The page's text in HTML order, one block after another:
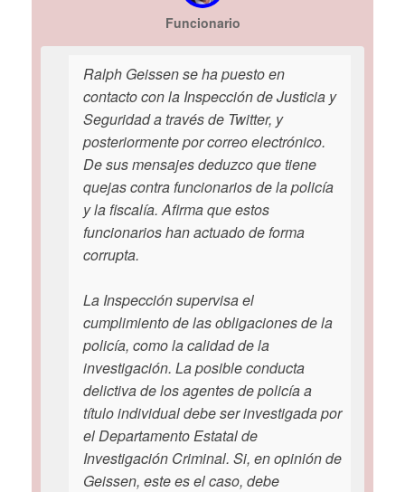
Funcionario
Ralph Geissen se ha puesto en
contacto con la Inspección de Justicia y
Seguridad a través de Twitter, y
posteriormente por correo electrónico.
De sus mensajes deduzco que tiene
quejas contra funcionarios de la policía
y la fiscalía. Afirma que estos
funcionarios han actuado de forma
corrupta.
La Inspección supervisa el
cumplimiento de las obligaciones de la
policía, como la calidad de la
investigación. La posible conducta
delictiva de los agentes de policía a
título individual debe ser investigada por
el Departamento Estatal de
Investigación Criminal. Si, en opinión de
Geissen, este es el caso, debe